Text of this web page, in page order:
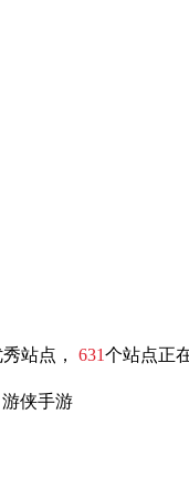
站点， 631个站点正
侠手游